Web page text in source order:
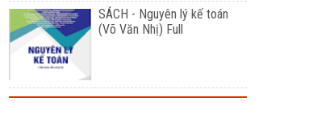
SÁCH - Nguyên lý kế toán
(Võ Văn Nhị) Full